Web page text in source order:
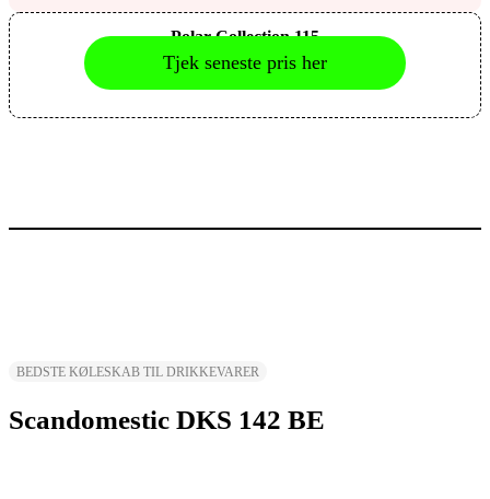
Polar Collection 115
Tjek seneste pris her
BEDSTE KØLESKAB TIL DRIKKEVARER
Scandomestic DKS 142 BE